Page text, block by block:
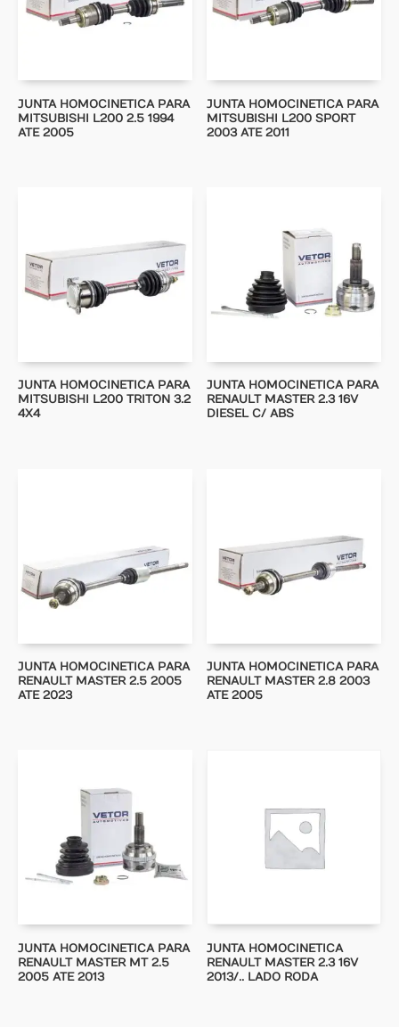
JUNTA HOMOCINETICA PARA
MITSUBISHI L200 2.5 1994
ATE 2005
JUNTA HOMOCINETICA PARA
MITSUBISHI L200 SPORT
2003 ATE 2011
JUNTA HOMOCINETICA PARA
MITSUBISHI L200 TRITON 3.2
4X4
JUNTA HOMOCINETICA PARA
RENAULT MASTER 2.3 16V
DIESEL C/ ABS
JUNTA HOMOCINETICA PARA
RENAULT MASTER 2.5 2005
ATE 2023
JUNTA HOMOCINETICA PARA
RENAULT MASTER 2.8 2003
ATE 2005
JUNTA HOMOCINETICA PARA
RENAULT MASTER MT 2.5
2005 ATE 2013
JUNTA HOMOCINETICA
RENAULT MASTER 2.3 16V
2013/.. LADO RODA